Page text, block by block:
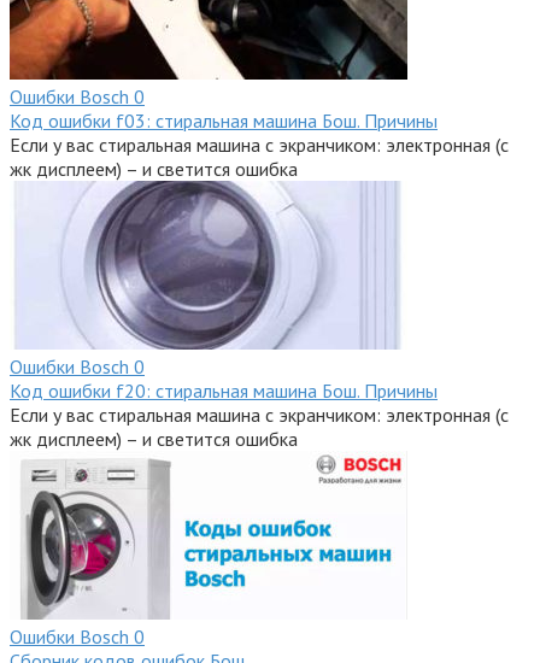
Ошибки Bosсh 0
Код ошибки f03: стиральная машина Бош. Причины
Если у вас стиральная машина с экранчиком: электронная (с
жк дисплеем) – и светится ошибка
Ошибки Bosсh 0
Код ошибки f20: стиральная машина Бош. Причины
Если у вас стиральная машина с экранчиком: электронная (с
жк дисплеем) – и светится ошибка
Ошибки Bosсh 0